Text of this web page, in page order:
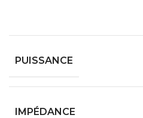
PUISSANCE
IMPÉDANCE